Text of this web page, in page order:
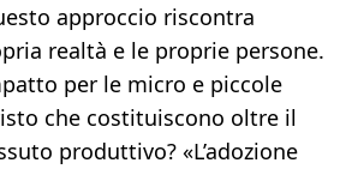
approccio riscontra
realtà e le proprie persone.
per le micro e piccole
che costituiscono oltre il
produttivo? «L’adozione